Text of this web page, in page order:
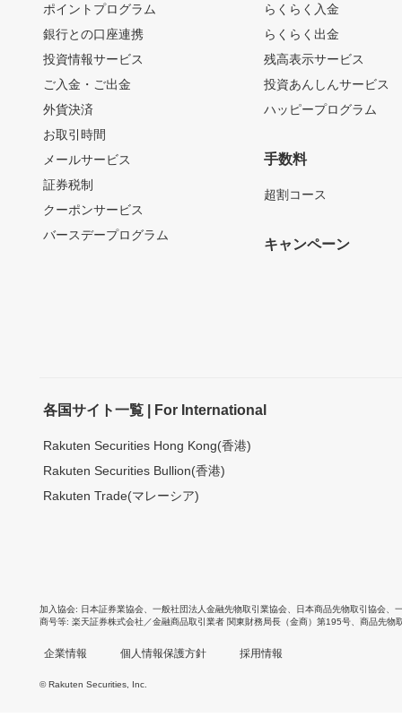
ポイントプログラム
銀行との口座連携
投資情報サービス
ご入金・ご出金
外貨決済
お取引時間
メールサービス
証券税制
クーポンサービス
バースデープログラム
らくらく入金
らくらく出金
残高表示サービス
投資あんしんサービス
ハッピープログラム
手数料
超割コース
キャンペーン
各国サイト一覧 | For International
Rakuten Securities Hong Kong(香港)
Rakuten Securities Bullion(香港)
Rakuten Trade(マレーシア)
加入協会 日本証券業協会 一般社団法人金融先物取引業協会 日本商品先物取引協会
商号等 楽天証券株式会社／金融商品取引業者 関東財務局長（金商）第195号、商品先物
企業情報 個人情報保護方針 採用情報
© Rakuten Securities, Inc.